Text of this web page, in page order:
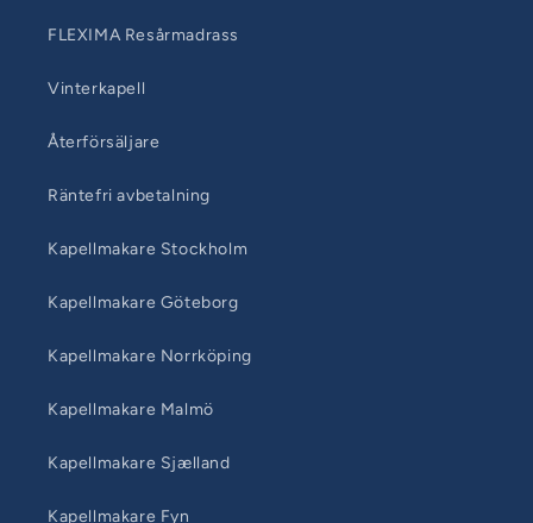
FLEXIMA Resårmadrass
Vinterkapell
Återförsäljare
Räntefri avbetalning
Kapellmakare Stockholm
Kapellmakare Göteborg
Kapellmakare Norrköping
Kapellmakare Malmö
Kapellmakare Sjælland
Kapellmakare Fyn